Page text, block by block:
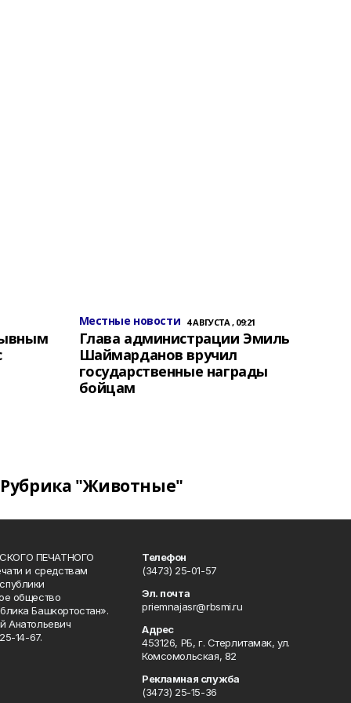
Местные новости 4 АВГУСТА , 09:21
Глава администрации Эмиль
Шаймарданов вручил
государственные награды
бойцам
Рубрика "Животные"
ПЕЧАТНОГО
и средствам
общество
Башкортостан».
Анатольевич
14-67.
Телефон
(3473) 25-01-57
Эл. почта
priemnajasr@rbsmi.ru
Адрес
453126, РБ, г. Стерлитамак, ул.
Комсомольская, 82
Рекламная служба
(3473) 25-15-36